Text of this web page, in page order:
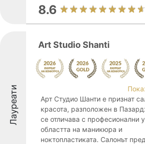
8.6
Лауреати
Art Studio Shanti
Арт Студио Шанти е признат
красота, разположен в
се отличава с професионални
областта на маникюра и
ноктопластиката. Салонът